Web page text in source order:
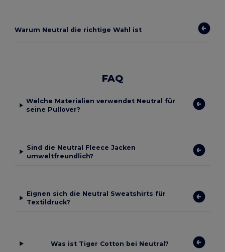
Warum Neutral die richtige Wahl ist
FAQ
Welche Materialien verwendet Neutral für
seine Pullover?
Sind die Neutral Fleece Jacken
umweltfreundlich?
Eignen sich die Neutral Sweatshirts für
Textildruck?
Was ist Tiger Cotton bei Neutral?